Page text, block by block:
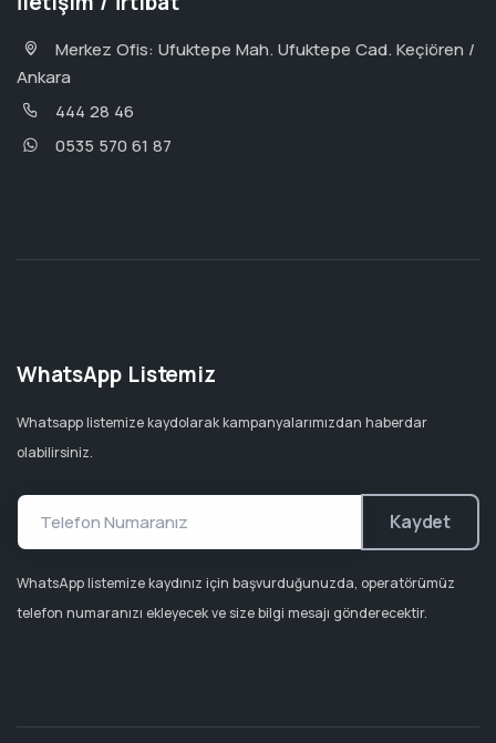
Merkez Ofis: Ufuktepe Mah. Ufuktepe Cad. Keçiören /
Ankara
444 28 46
0535 570 61 87
WhatsApp Listemiz
Whatsapp listemize kaydolarak kampanyalarımızdan haberdar
olabilirsiniz.
Kaydet
WhatsApp listemize kaydınız için başvurduğunuzda, operatörümüz
telefon numaranızı ekleyecek ve size bilgi mesajı gönderecektir.